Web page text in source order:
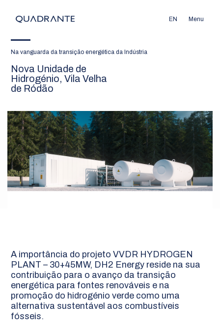
EN Menu
Na vanguarda da transição energética da Indústria
Nova Unidade de
Hidrogénio, Vila Velha
de Ródão
A importância do projeto VVDR HYDROGEN
PLANT – 30+45MW, DH2 Energy reside na sua
contribuição para o avanço da transição
energética para fontes renováveis e na
promoção do hidrogénio verde como uma
alternativa sustentável aos combustíveis
fósseis.